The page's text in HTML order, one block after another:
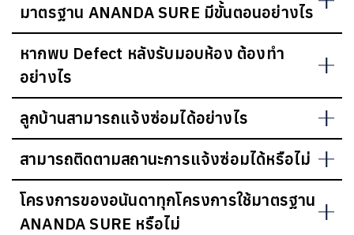
มาตรฐาน ANANDA SURE มีขั้นตอนอย่างไร
หากพบ Defect หลังรับมอบห้อง ต้องทำ
อย่างไร
ลูกบ้านสามารถแจ้งซ่อมได้อย่างไร
สามารถติดตามสถานะการแจ้งซ่อมได้หรือไม่
โครงการของอนันดาทุกโครงการใช้มาตรฐาน
ANANDA SURE หรือไม่